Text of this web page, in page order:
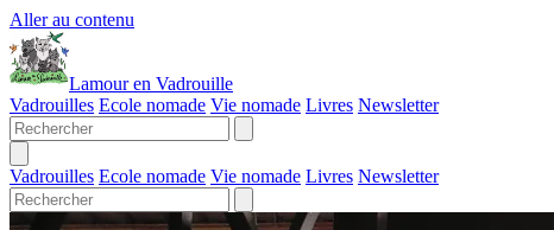
Aller au contenu
Lamour en Vadrouille
Vadrouilles Ecole nomade Vie nomade Livres Newsletter
Vadrouilles Ecole nomade Vie nomade Livres Newsletter